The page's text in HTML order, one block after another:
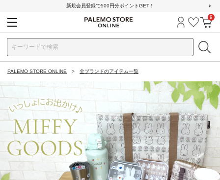
新規会員登録で500円分ポイントGET！
ログイン
お気に
カ
9
PALEMO STORE ONLINE 全ブランドのアイテム一覧